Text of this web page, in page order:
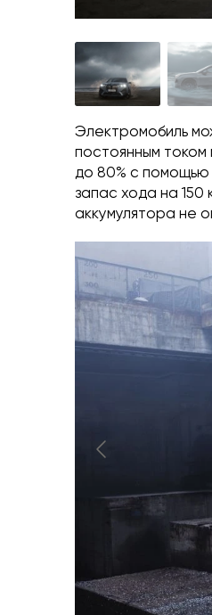
Электромобиль
постоянным
до 80% с помощью
запас хода на 150
аккумулятора не